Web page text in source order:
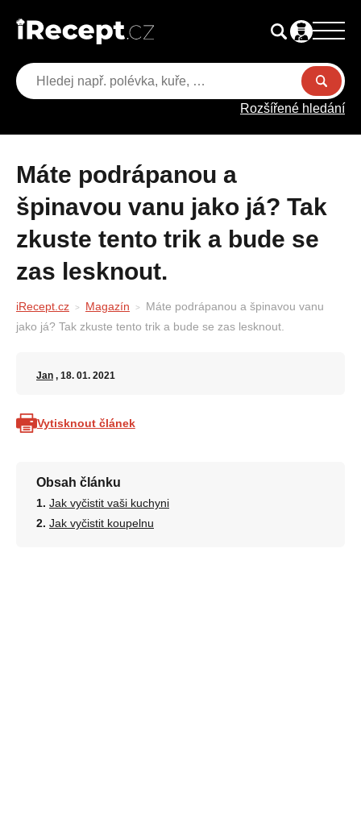
Rozšířené hledání
Máte podrápanou a
špinavou vanu jako já? Tak
zkuste tento trik a bude se
zas lesknout.
iRecept.cz Magazín
Máte podrápanou a špinavou vanu
jako já? Tak zkuste tento trik a bude se zas lesknout.
Jan , 18. 01. 2021
Vytisknout článek
Obsah článku
Jak vyčistit vaši kuchyni
Jak vyčistit koupelnu